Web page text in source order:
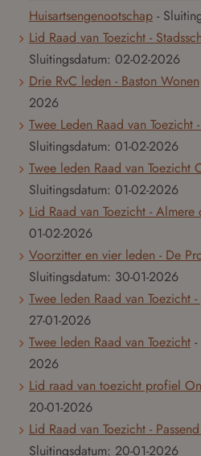
Huisartsengenootschap -
Lid Raad van Toezicht -
Sluitingsdatum: 02-02-2026
Drie RvC leden - Baston Wonen
2026
Twee Leden Raad van Toezicht
Sluitingsdatum: 01-02-2026
Twee leden Raad van Toezicht
Sluitingsdatum: 01-02-2026
Lid Raad van Toezicht -
01-02-2026
Voorzitter en vier leden - De
Sluitingsdatum: 30-01-2026
Twee leden Raad van Toezicht
27-01-2026
Twee leden Raad van Toezicht
2026
Lid raad van toezicht profiel
20-01-2026
Lid Raad van Toezicht -
Sluitingsdatum: 20-01-2026